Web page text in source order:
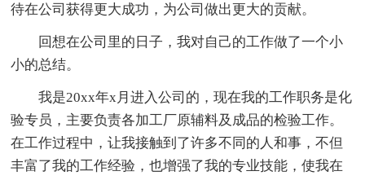
待在公司获得更大成功，为公司做出更大的贡献。
回想在公司里的日子，我对自己的工作做了一个小
小的总结。
我是20xx年x月进入公司的，现在我的工作职务是化
验专员，主要负责各加工厂原辅料及成品的检验工作。
在工作过程中，让我接触到了许多不同的人和事，不但
丰富了我的工作经验，也增强了我的专业技能，使我在